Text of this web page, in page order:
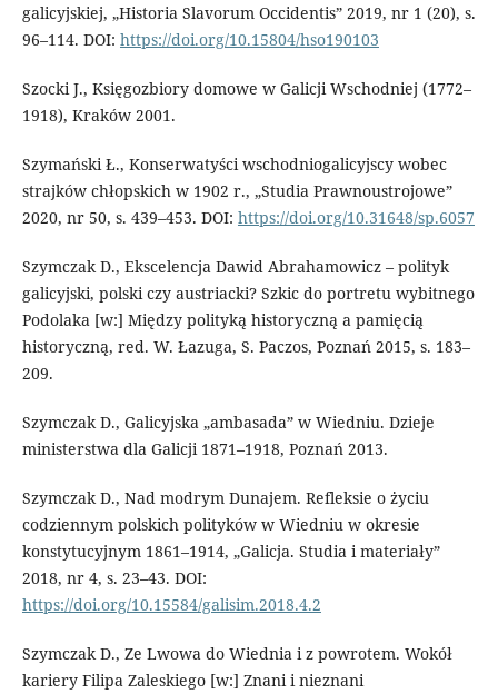
galicyjskiej, „Historia Slavorum Occidentis” 2019, nr 1 (20), s.
96–114. DOI: https://doi.org/10.15804/hso190103
Szocki J., Księgozbiory domowe w Galicji Wschodniej (1772–
1918), Kraków 2001.
Szymański Ł., Konserwatyści wschodniogalicyjscy wobec
strajków chłopskich w 1902 r., „Studia Prawnoustrojowe”
2020, nr 50, s. 439–453. DOI: https://doi.org/10.31648/sp.6057
Szymczak D., Ekscelencja Dawid Abrahamowicz – polityk
galicyjski, polski czy austriacki? Szkic do portretu wybitnego
Podolaka [w:] Między polityką historyczną a pamięcią
historyczną, red. W. Łazuga, S. Paczos, Poznań 2015, s. 183–
209.
Szymczak D., Galicyjska „ambasada” w Wiedniu. Dzieje
ministerstwa dla Galicji 1871–1918, Poznań 2013.
Szymczak D., Nad modrym Dunajem. Refleksie o życiu
codziennym polskich polityków w Wiedniu w okresie
konstytucyjnym 1861–1914, „Galicja. Studia i materiały”
2018, nr 4, s. 23–43. DOI:
https://doi.org/10.15584/galisim.2018.4.2
Szymczak D., Ze Lwowa do Wiednia i z powrotem. Wokół
kariery Filipa Zaleskiego [w:] Znani i nieznani